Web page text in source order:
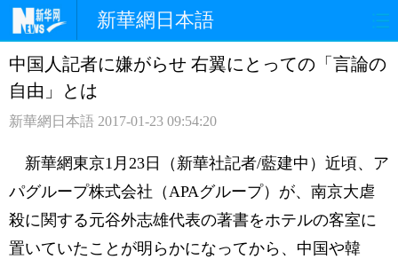
新華網日本語
ホームページ 政治 経済
観光 評論 写真
中日対訳
中国人記者に嫌がらせ 右翼にとっての「言論の
自由」とは
新華網日本語 2017-01-23 09:54:20
新華網東京1月23日（新華社記者/藍建中）近頃、ア
パグループ株式会社（APAグループ）が、南京大虐
殺に関する元谷外志雄代表の著書をホテルの客室に
置いていたことが明らかになってから、中国や韓